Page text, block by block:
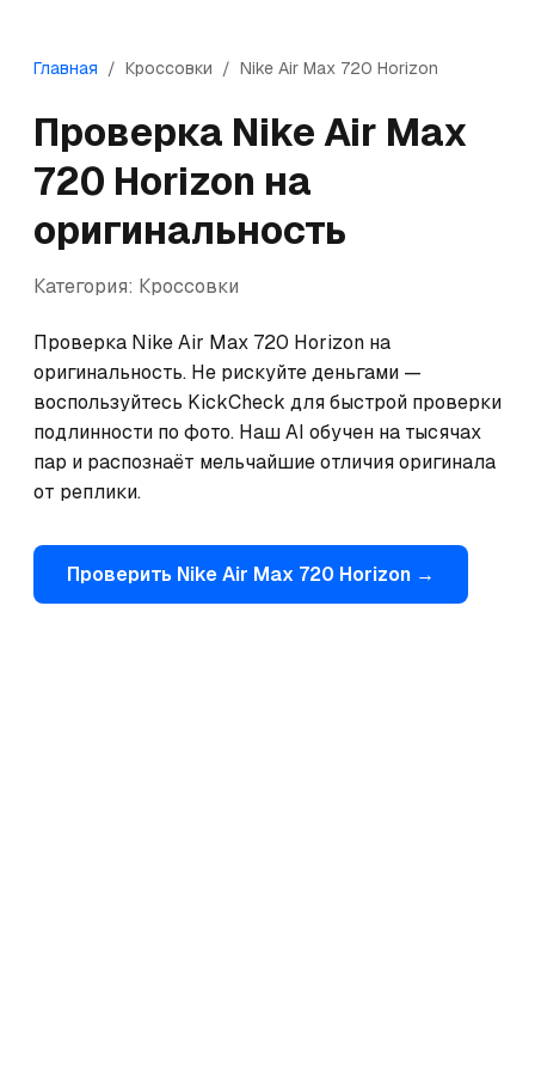
Главная / Кроссовки / Nike Air Max 720 Horizon
Проверка NikeAir Max
720 Horizon на
оригинальность
Категория: Кроссовки
Проверка Nike Air Max 720 Horizon на
оригинальность. Не рискуйте деньгами —
воспользуйтесь KickCheck для быстрой проверки
подлинности по фото. Наш AI обучен на тысячах
пар и распознаёт мельчайшие отличия оригинала
от реплики.
Проверить NikeAir Max 720 Horizon →